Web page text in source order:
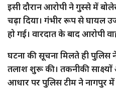
इसी दौरान आरोपी ने गुस्से में
चढ़ा दिया। गंभीर रूप से घायल
हो गई। वारदात के बाद आरोपी
घटना की सूचना मिलते ही पुलिस
तलाश शुरू की। तकनीकी
आधार पर पुलिस टीम ने नागपुर